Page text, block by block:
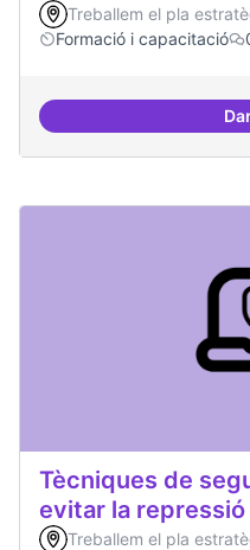
Treballem el pla
Formació i capacitació
Tècniques de
evitar la repressió
Treballem el pla